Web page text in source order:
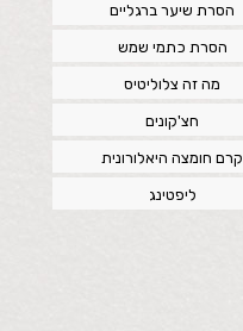
הסרת שיער ברגליים
הסרת כתמי שמש
מה זה צלוליטיס
חצ'קונים
קרם חומצה היאלורונית
ליפטינג